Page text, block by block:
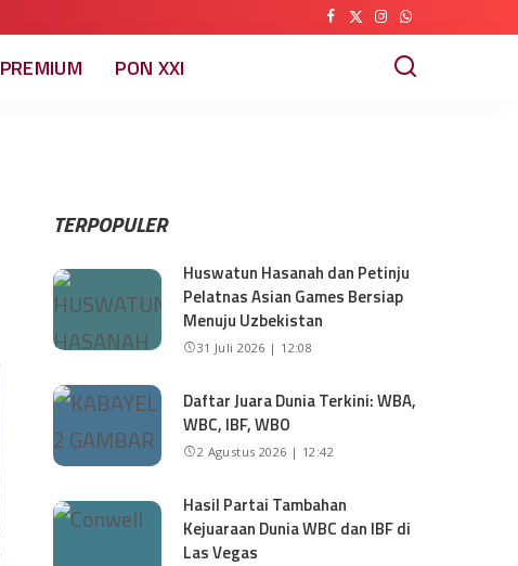
PREMIUM PON XXI
TERPOPULER
Huswatun Hasanah dan Petinju
Pelatnas Asian Games Bersiap
Menuju Uzbekistan
31 Juli 2026 | 12:08
Daftar Juara Dunia Terkini: WBA,
WBC, IBF, WBO
2 Agustus 2026 | 12:42
Hasil Partai Tambahan
Kejuaraan Dunia WBC dan IBF di
Las Vegas